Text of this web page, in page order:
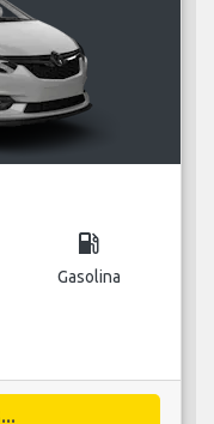
local_gas_station
Gasolina